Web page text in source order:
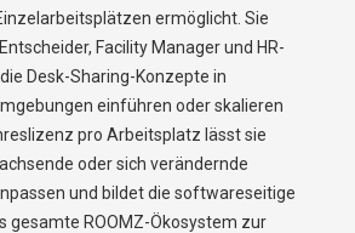
ermöglicht. Sie
Facility Manager und HR-
Desk-Sharing-Konzepte in
einführen oder skalieren
pro Arbeitsplatz lässt sie
oder sich verändernde
und bildet die softwareseitige
gesamte ROOMZ-Ökosystem zur